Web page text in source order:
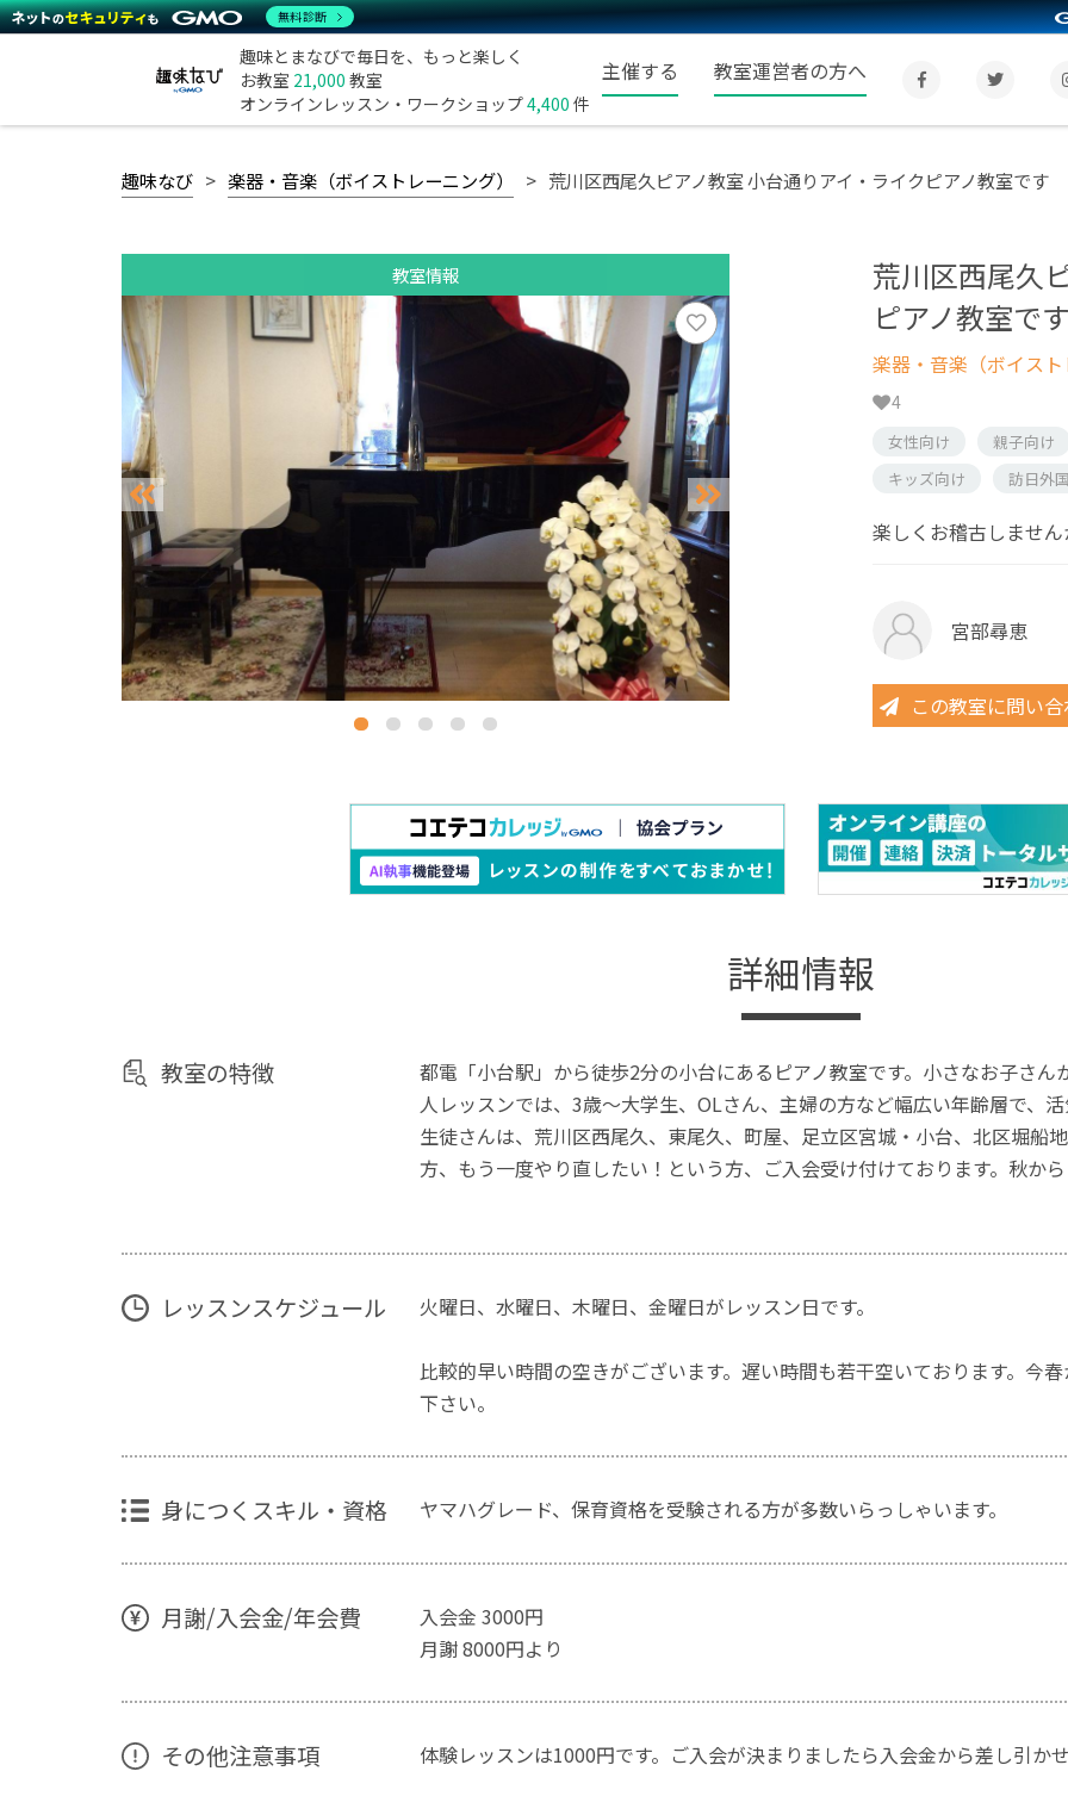
趣味とまなびで毎日を、もっと楽しく
お教室 21,000 教室
オンラインレッスン・ワークショップ4,400 件
主催する 教室運営者の方へ
趣味なび 楽器・音楽（ボイストレーニング） 荒川区西尾久ピアノ教室 小台通りアイ・ライクピアノ教室です
教室情報
荒川区西尾久
ピアノ教室です
楽器・音楽（ボイスト
4
女性向け 親子向け
キッズ向け
訪日外
楽しくお稽古しません
宮部尋恵
この教室に問い
詳細情報
教室の特徴
都電「小台駅」から徒歩2分の小台にあるピアノ教室です。小さなお子さ
人レッスンでは、3歳〜大学生、OLさん、主婦の方など幅広い年齢層で、活
生徒さんは、荒川区西尾久、東尾久、町屋、足立区宮城・小台、北区堀船
方、もう一度やり直したい！という方、ご入会受け付けております。秋か
レッスンスケジュール 火曜日、水曜日、木曜日、金曜日がレッスン日です。
比較的早い時間の空きがございます。遅い時間も若干空いております。今
下さい。
身につくスキル・資格 ヤマハグレード、保育資格を受験される方が多数いらっしゃいます。
月謝/入会金/年会費
入会金 3000円
月謝 8000円より
その他注意事項 体験レッスンは1000円です。ご入会が決まりましたら入会金から差し引かせ
無料診断